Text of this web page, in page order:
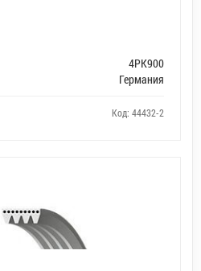
4PK900
Германия
Код: 44432-2